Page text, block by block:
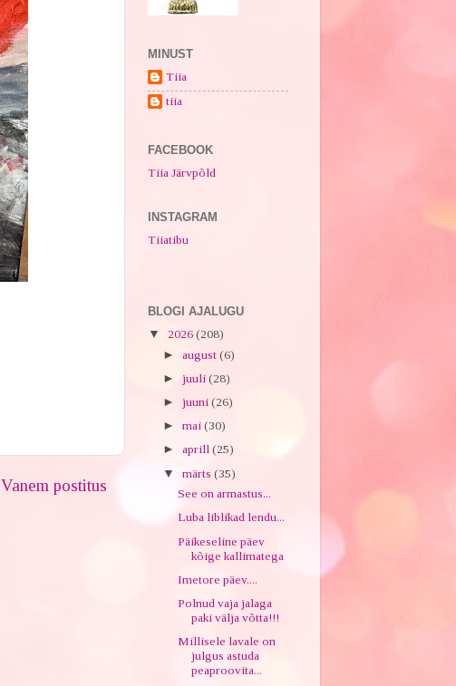
Vanem postitus
MINUST
Tiia
tiia
FACEBOOK
Tiia Järvpõld
INSTAGRAM
Tiiatibu
BLOGI AJALUGU
▼ 2026 (208)
► august (6)
► juuli (28)
► juuni (26)
► mai (30)
► aprill (25)
▼ märts (35)
See on armastus...
Luba liblikad lendu...
Päikeseline päev
kõige kallimatega
Imetore päev....
Polnud vaja jalaga
paki välja võtta!!!
Millisele lavale on
julgus astuda
peaproovita...